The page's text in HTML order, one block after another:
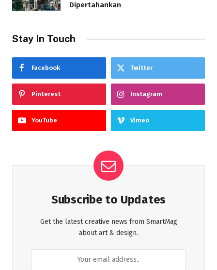
Dipertahankan
Stay In Touch
Facebook Twitter
Pinterest Instagram
YouTube Vimeo
Subscribe to Updates
Get the latest creative news from SmartMag
about art & design.